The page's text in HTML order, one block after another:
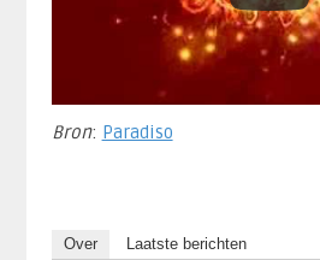
Bron: Paradiso
Over Laatste berichten